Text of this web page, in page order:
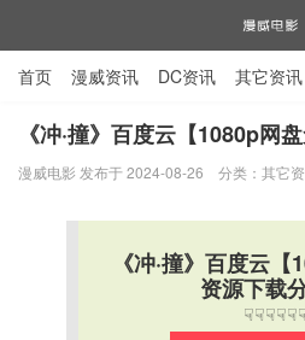
首页 漫威资讯 DC资讯 其它资讯
电视剧资源 漫威图片
《冲·撞》百度云【1080p网
漫威电影 发布于 2024-08-26 分类： 其它
《冲·撞》百度云
资源下载